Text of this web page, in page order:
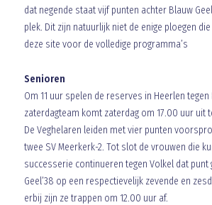
dat negende staat vijf punten achter Blauw
plek. Dit zijn natuurlijk niet de enige ploegen
deze site voor de volledige programma’s
Senioren
Om 11 uur spelen de reserves in Heerlen
zaterdagteam komt zaterdag om 17.00 uur uit
De Veghelaren leiden met vier punten
twee SV Meerkerk-2. Tot slot de vrouwen die
successerie continueren tegen Volkel dat punt
Geel’38 op een respectievelijk zevende en
erbij zijn ze trappen om 12.00 uur af.